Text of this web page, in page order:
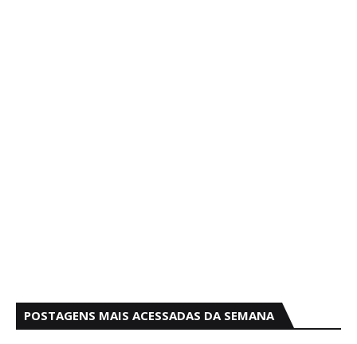
POSTAGENS MAIS ACESSADAS DA SEMANA